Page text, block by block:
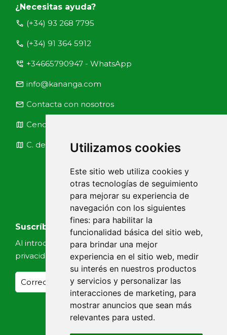
Utilizamos cookies
Este sitio web utiliza cookies y
otras tecnologías de seguimiento
para mejorar su experiencia de
navegación con los siguientes
fines: para habilitar la
funcionalidad básica del sitio web,
para brindar una mejor
experiencia en el sitio web, medir
su interés en nuestros productos
y servicios y personalizar las
interacciones de marketing, para
mostrar anuncios que sean más
relevantes para usted.
¿Necesitas ayuda?
call (+34) 93 268 7795
call (+34) 91 364 5912
perm_phone_msg +34665790947 - WhatsApp
email info@kananga.com
email Contacta con nosotros
map Cendra 30-32, Barcelona
map C. de la Ruda, 23, Madrid
Suscríbete a nuestras noticias
Al introducir tu email, aceptas nuestra
privacidad